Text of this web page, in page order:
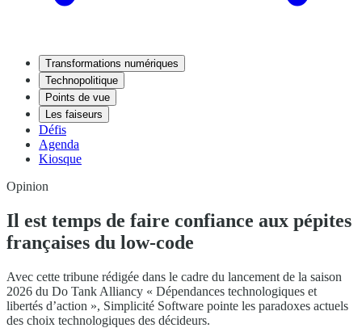
Transformations numériques
Technopolitique
Points de vue
Les faiseurs
Défis
Agenda
Kiosque
Opinion
Il est temps de faire confiance aux pépites
françaises du low-code
Avec cette tribune rédigée dans le cadre du lancement de la saison
2026 du Do Tank Alliancy « Dépendances technologiques et
libertés d’action », Simplicité Software pointe les paradoxes actuels
des choix technologiques des décideurs.